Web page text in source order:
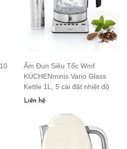
Ấm Đun Siêu Tốc Wmf
KÜCHENminis Vario Glass
Kettle 1L, 5 cài đặt nhiệt độ
Liên hệ